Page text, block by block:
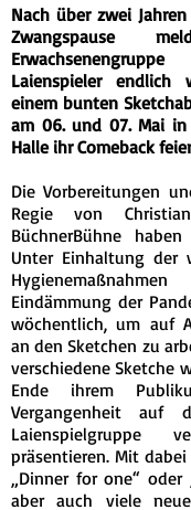
Nach über zwei
Zwangspause
Laienspieler endlich
einem bunten
am 06. und 07. Mai
Halle ihr Comeback
Die Vorbereitungen
Regie von
BüchnerBühne
Unter Einhaltung der
Eindämmung der
wöchentlich, um auf
an den Sketchen zu
verschiedene Sketche
Ende ihrem
Vergangenheit auf
Laienspielgruppe
präsentieren. Mit
„Dinner for one“ oder
aber auch viele